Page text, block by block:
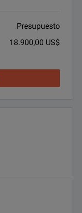
Presupuesto
18.900,00 US$